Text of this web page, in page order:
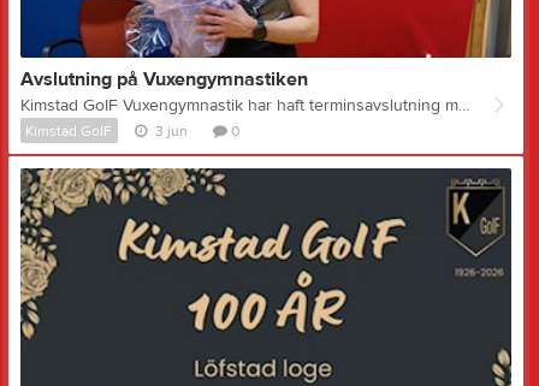
Avslutning på Vuxengymnastiken
Kimstad GoIF Vuxengymnastik har haft terminsavslutning med avtackning av vår fantastiska ledare Stina Pressfeldt. Vi är ett härligt gäng vuxna i lite blandade åldrar som träffas varje tisdag kl 18:00 i Grebyskolans gymnastiksal för att träna under ledning av Stina. För närvarande är vi ett 20 tal kvinnor och män med ungefär lika många av varje. Träning med olika sektioner för olika delar av kroppen. Bland annat med gummiband för armar och ben. Vi kör ca 1 timma med träning inklusive nedvarvning. Därefter möjlighet till bastu och dusch. Höstterminen börjar igen den 1:a september och vi har plats för flera deltagare och ser fram mot att hälsa er välkomna. Kontaktperson Kjell Ohlsson mail: kjll.a.ohlsson@gmail.com Mvh Vuxengymnastiken
Kimstad GoIF 3 jun 0